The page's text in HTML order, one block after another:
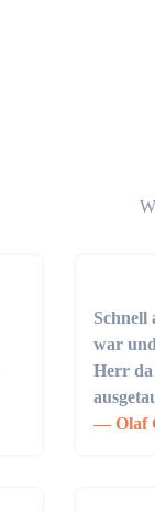
Schnell
war
Herr da
Olaf